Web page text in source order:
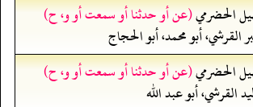
الحضرمي(عن أو حدثنا أو سمعت أو و، ح)
القرشي، أبو محمد، أبو الحجاج
الحضرمي(عن أو حدثنا أو سمعت أو و، ح)
القرشي، أبو عبد الله